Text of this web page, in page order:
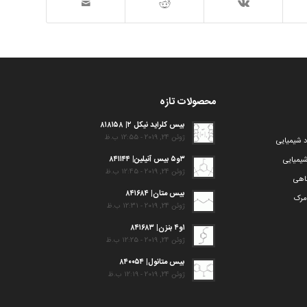
شیمیایی
مرک
محصولات تازه
بیس کلراید نیکل ۲| ۸۱۸۱۵۸
ژوئن 24, 2019 - 12:55 ب.ظ
۳و۵ بیس آنیلین| ۸۴۱۱۴۴
ژوئن 24, 2019 - 12:45 ب.ظ
بیس متان| ۸۴۱۶۸۴
ژوئن 24, 2019 - 12:31 ب.ظ
۱و۴ بنزن| ۸۴۱۶۸۳
ژوئن 24, 2019 - 12:25 ب.ظ
بیس متانول| ۸۴۰۰۵۴
ژوئن 24, 2019 - 12:19 ب.ظ